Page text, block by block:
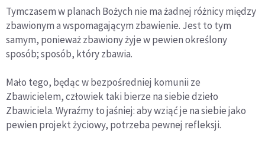
Tymczasem w planach Bożych nie ma żadnej różnicy między
zbawionym a wspomagającym zbawienie. Jest to tym
samym, ponieważ zbawiony żyje w pewien określony
sposób; sposób, który zbawia.
Mało tego, będąc w bezpośredniej komunii ze
Zbawicielem, człowiek taki bierze na siebie dzieło
Zbawiciela. Wyraźmy to jaśniej: aby wziąć je na siebie jako
pewien projekt życiowy, potrzeba pewnej refleksji.